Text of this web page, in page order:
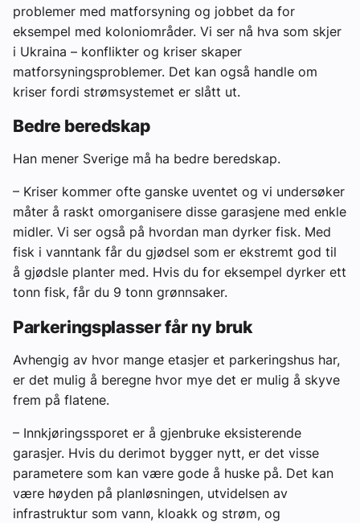
problemer med matforsyning og jobbet da for
eksempel med koloniområder. Vi ser nå hva som skjer
i Ukraina – konflikter og kriser skaper
matforsyningsproblemer. Det kan også handle om
kriser fordi strømsystemet er slått ut.
Bedre beredskap
Han mener Sverige må ha bedre beredskap.
– Kriser kommer ofte ganske uventet og vi undersøker
måter å raskt omorganisere disse garasjene med enkle
midler. Vi ser også på hvordan man dyrker fisk. Med
fisk i vanntank får du gjødsel som er ekstremt god til
å gjødsle planter med. Hvis du for eksempel dyrker ett
tonn fisk, får du 9 tonn grønnsaker.
Parkeringsplasser får ny bruk
Avhengig av hvor mange etasjer et parkeringshus har,
er det mulig å beregne hvor mye det er mulig å skyve
frem på flatene.
– Innkjøringssporet er å gjenbruke eksisterende
garasjer. Hvis du derimot bygger nytt, er det visse
parametere som kan være gode å huske på. Det kan
være høyden på planløsningen, utvidelsen av
infrastruktur som vann, kloakk og strøm, og